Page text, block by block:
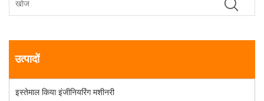
उत्पादों
इस्तेमाल किया इंजीनियरिंग मशीनरी